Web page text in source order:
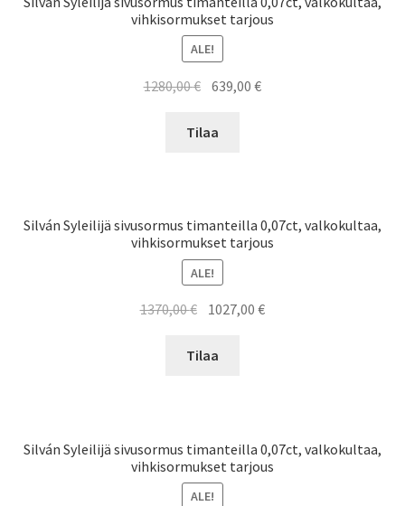
vihkisormukset tarjous
ALE!
1280,00€ Alkuperäinen
oli:
639,00€Nykyinen
Tilaa
Silván Syleilijä sivusormus timanteilla 0,07ct, valkokultaa,
vihkisormukset tarjous
ALE!
1370,00€ Alkuperäinen
oli:
1027,00€Nykyinen
Tilaa
Silván Syleilijä sivusormus timanteilla 0,07ct, valkokultaa,
vihkisormukset tarjous
ALE!